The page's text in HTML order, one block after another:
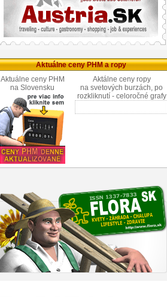
Aktuálne ceny PHM a ropy
Aktuálne ceny PHM
na Slovensku
Aktálne ceny ropy
na svetových burzách, po
rozkliknutí - celoročné grafy